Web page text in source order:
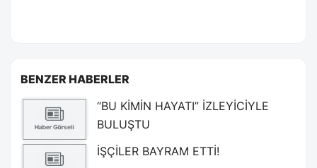
BENZER HABERLER
“BU KİMİN HAYATI” İZLEYİCİYLE
BULUŞTU
İŞÇİLER BAYRAM ETTİ!